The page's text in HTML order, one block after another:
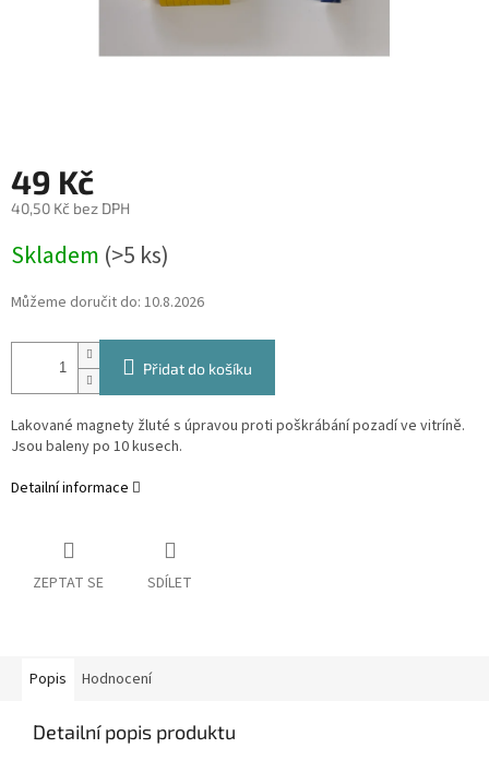
49 Kč
40,50 Kč bez DPH
cena:
Skladem (>5 ks)
Můžeme doručit do: 10.8.2026
Přidat do košíku
Lakované magnety žluté s úpravou proti poškrábání pozadí ve vitríně.
Jsou baleny po 10 kusech.
Detailní informace
ZEPTAT SE SDÍLET
Popis Hodnocení
Detailní popis produktu